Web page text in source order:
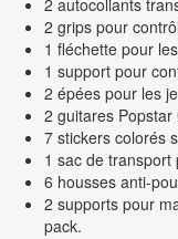
2 autocollants
2 grips pour
1 fléchette pour
1 support pour
2 épées pour les
2 guitares
7 stickers colorés
1 sac de transport
6 housses anti-
2 supports pour
pack.